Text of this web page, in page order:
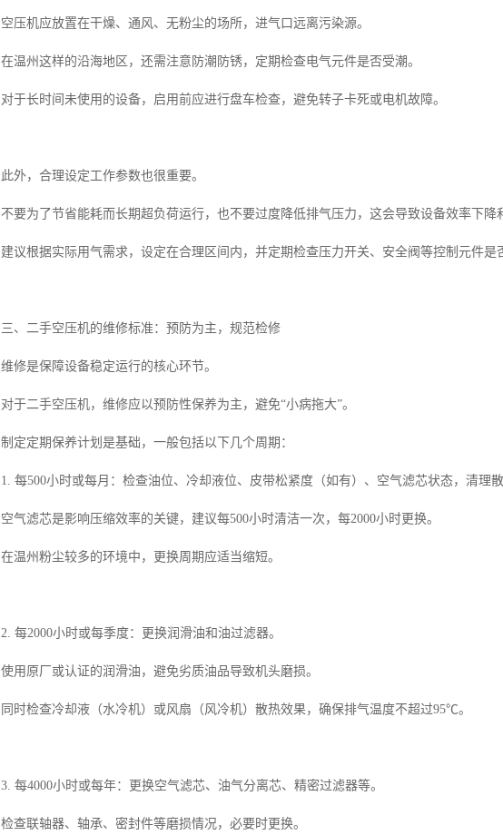
空压机应放置在干燥、通风、无粉尘的场所，进气口远离污染源。
在温州这样的沿海地区，还需注意防潮防锈，定期检查电气元件是否受潮。
对于长时间未使用的设备，启用前应进行盘车检查，避免转子卡死或电机故障。
此外，合理设定工作参数也很重要。
不要为了节省能耗而长期超负荷运行，也不要过度降低排气压力，这会导致设备效率下降
建议根据实际用气需求，设定在合理区间内，并定期检查压力开关、安全阀等控制元件是
三、二手空压机的维修标准：预防为主，规范检修
维修是保障设备稳定运行的核心环节。
对于二手空压机，维修应以预防性保养为主，避免“小病拖大”。
制定定期保养计划是基础，一般包括以下几个周期：
1. 每500小时或每月：检查油位、冷却液位、皮带松紧度（如有）、空气滤芯状态，清理
空气滤芯是影响压缩效率的关键，建议每500小时清洁一次，每2000小时更换。
在温州粉尘较多的环境中，更换周期应适当缩短。
2. 每2000小时或每季度：更换润滑油和油过滤器。
使用原厂或认证的润滑油，避免劣质油品导致机头磨损。
同时检查冷却液（水冷机）或风扇（风冷机）散热效果，确保排气温度不超过95℃。
3. 每4000小时或每年：更换空气滤芯、油气分离芯、精密过滤器等。
检查联轴器、轴承、密封件等磨损情况，必要时更换。